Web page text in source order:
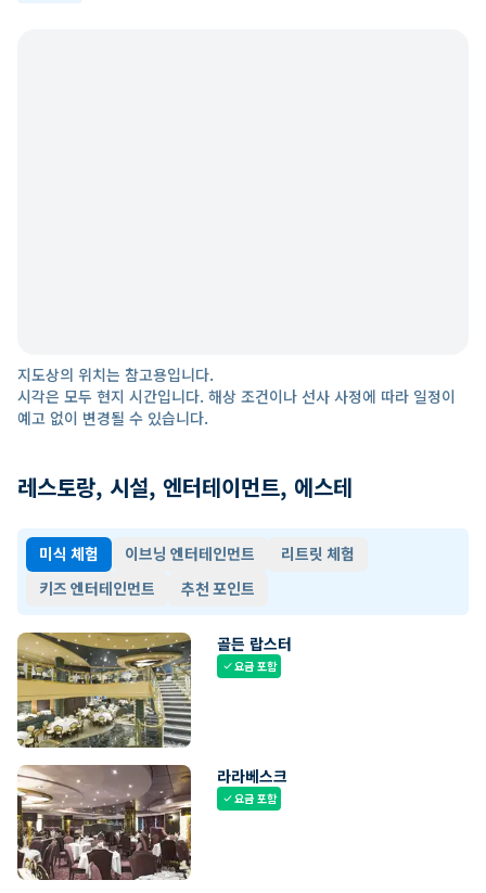
지도상의 위치는 참고용입니다.
시각은 모두 현지 시간입니다. 해상 조건이나 선사 사정에 따라 일정이
예고 없이 변경될 수 있습니다.
레스토랑, 시설, 엔터테이먼트, 에스테
미식 체험 이브닝 엔터테인먼트
리트릿 체험
키즈 엔터테인먼트
추천 포인트
골든 랍스터
check요금 포함
라라베스크
check요금 포함